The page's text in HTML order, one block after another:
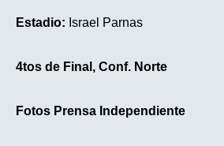
Estadio: Israel Parnas
4tos de Final, Conf. Norte
Fotos Prensa Independiente